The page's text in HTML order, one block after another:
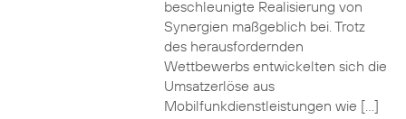
beschleunigte Realisierung von
Synergien maßgeblich bei. Trotz
des herausfordernden
Wettbewerbs entwickelten sich die
Umsatzerlöse aus
Mobilfunkdienstleistungen wie […]